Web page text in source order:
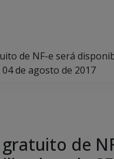
de NF-e será
04 de agosto de 2017
de